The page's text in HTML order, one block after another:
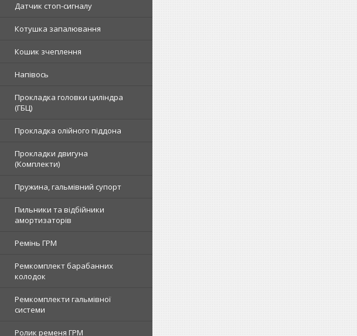
Датчик стоп-сигналу
Котушка запалювання
Кошик зчеплення
Напівось
Прокладка головки циліндра
(ГБЦ)
Прокладка олійного піддона
Прокладки двигуна
(Комплекти)
Пружина, гальмівний супорт
Пильники та відбійники
амортизаторів
Ремінь ГРМ
Ремкомплект барабанних
колодок
Ремкомплекти гальмівної
системи
Ролик ременя ГРМ